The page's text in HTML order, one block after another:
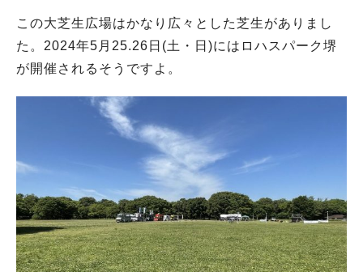
この大芝生広場はかなり広々とした芝生がありまし
た。2024年5月25.26日(土・日)にはロハスパーク堺
が開催されるそうですよ。